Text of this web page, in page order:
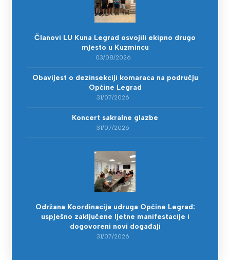
Članovi LU Kuna Legrad osvojili ekipno drugo
mjesto u Kuzmincu
03/08/2026
Obavijest o dezinsekciji komaraca na području
Općine Legrad
31/07/2026
Koncert sakralne glazbe
31/07/2026
Održana Koordinacija udruga Općine Legrad:
uspješno zaključene ljetne manifestacije i
dogovoreni novi događaji
31/07/2026